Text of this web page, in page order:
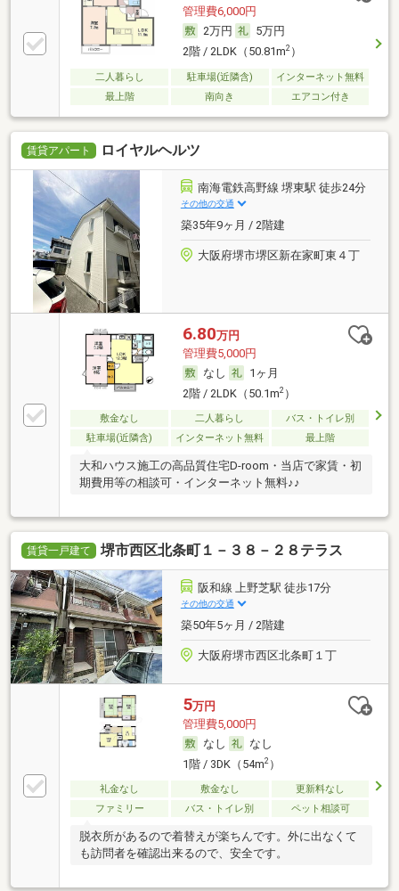
管理費6,000円
2万円
5万円
2階 / 2LDK（50.81m2）
二人暮らし 駐車場(近隣含)
インターネット無料
最上階
南向き エアコン付き
賃貸アパート ロイヤルヘルツ
南海電鉄高野線 堺東駅 徒歩24分
その他の交通
築35年9ヶ月 / 2階建
大阪府堺市堺区新在家町東４丁
6.80万円
管理費5,000円
なし
1ヶ月
2階 / 2LDK（50.1m2）
敷金なし 二人暮らし
バス・トイレ別
駐車場(近隣含)
インターネット無料 最上階
大和ハウス施工の高品質住宅D-room・当店で家賃・初
期費用等の相談可・インターネット無料♪♪
賃貸一戸建て 堺市西区北条町１－３８－２８テラス
阪和線 上野芝駅 徒歩17分
その他の交通
築50年5ヶ月 / 2階建
大阪府堺市西区北条町１丁
5万円
管理費5,000円
なし
なし
1階 / 3DK（54m2）
礼金なし 敷金なし
更新料なし
ファミリー
バス・トイレ別 ペット相談可
脱衣所があるので着替えが楽ちんです。外に出なくて
も訪問者を確認出来るので、安全です。